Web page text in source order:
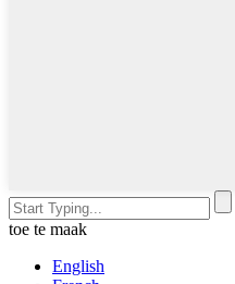
toe te maak
English